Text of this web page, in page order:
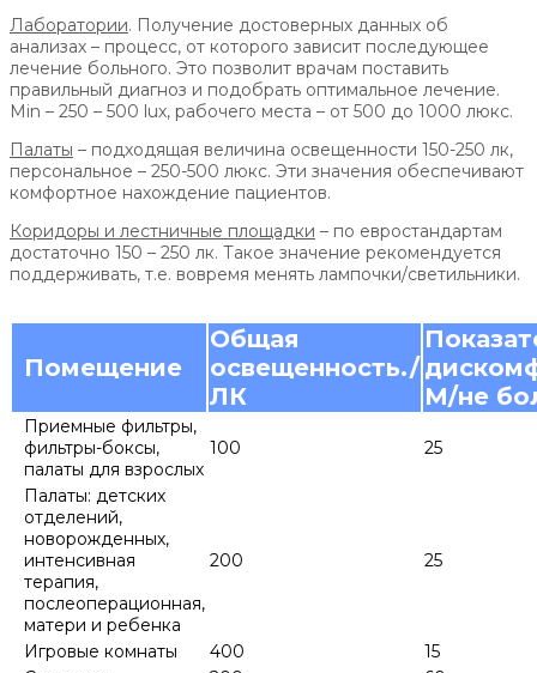
Лаборатории. Получение достоверных данных об
анализах – процесс, от которого зависит последующее
лечение больного. Это позволит врачам поставить
правильный диагноз и подобрать оптимальное лечение.
Min – 250 – 500 lux, рабочего места – от 500 до 1000 люкс.
Палаты – подходящая величина освещенности 150-250 лк,
персональное – 250-500 люкс. Эти значения обеспечивают
комфортное нахождение пациентов.
Коридоры и лестничные площадки – по евростандартам
достаточно 150 – 250 лк. Такое значение рекомендуется
поддерживать, т.е. вовремя менять лампочки/светильники.
Помещение
Общая
освещенность./
ЛК
М/не
Приемные фильтры,
фильтры-боксы,
палаты для взрослых
100 25
Палаты: детских
отделений,
новорожденных,
интенсивная
терапия,
послеоперационная,
матери и ребенка
200 25
Игровые комнаты 400
15